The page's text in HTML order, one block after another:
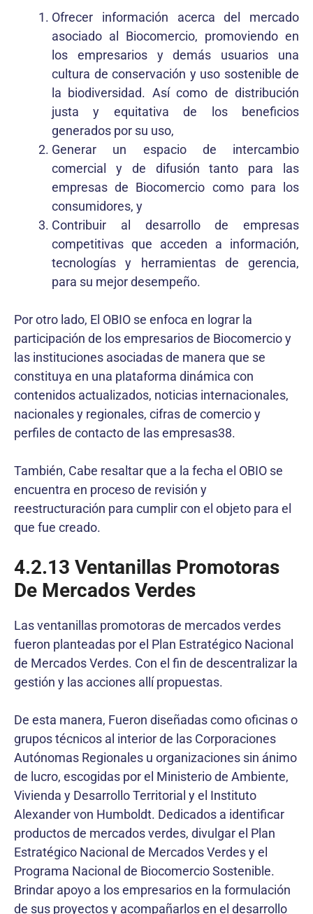
Ofrecer información acerca del mercado
asociado al Biocomercio, promoviendo en
los empresarios y demás usuarios una
cultura de conservación y uso sostenible de
la biodiversidad. Así como de distribución
justa y equitativa de los beneficios
generados por su uso,
Generar un espacio de intercambio
comercial y de difusión tanto para las
empresas de Biocomercio como para los
consumidores, y
Contribuir al desarrollo de empresas
competitivas que acceden a información,
tecnologías y herramientas de gerencia,
para su mejor desempeño.
Por otro lado, El OBIO se enfoca en lograr la
participación de los empresarios de Biocomercio y
las instituciones asociadas de manera que se
constituya en una plataforma dinámica con
contenidos actualizados, noticias internacionales,
nacionales y regionales, cifras de comercio y
perfiles de contacto de las empresas38.
También, Cabe resaltar que a la fecha el OBIO se
encuentra en proceso de revisión y
reestructuración para cumplir con el objeto para el
que fue creado.
4.2.13 Ventanillas Promotoras
De Mercados Verdes
Las ventanillas promotoras de mercados verdes
fueron planteadas por el Plan Estratégico Nacional
de Mercados Verdes. Con el fin de descentralizar la
gestión y las acciones allí propuestas.
De esta manera, Fueron diseñadas como oficinas o
grupos técnicos al interior de las Corporaciones
Autónomas Regionales u organizaciones sin ánimo
de lucro, escogidas por el Ministerio de Ambiente,
Vivienda y Desarrollo Territorial y el Instituto
Alexander von Humboldt. Dedicados a identificar
productos de mercados verdes, divulgar el Plan
Estratégico Nacional de Mercados Verdes y el
Programa Nacional de Biocomercio Sostenible.
Brindar apoyo a los empresarios en la formulación
de sus proyectos y acompañarlos en el desarrollo